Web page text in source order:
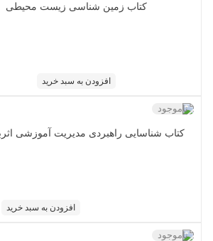
کتاب زمین شناسی زیست محیطی
افزودن به سبد خرید
کتاب شناسایی راهبردی مدیریت آموزشی
ناموجود
افزودن به سبد خرید
ناموجود